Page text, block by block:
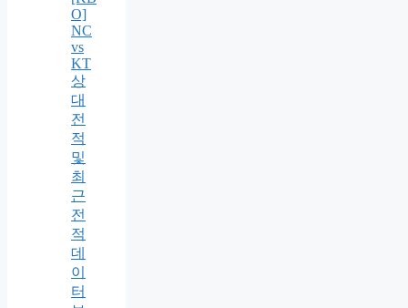
O]
NC
vs
KT
상
대
전
적
및
최
근
전
적
데
이
터